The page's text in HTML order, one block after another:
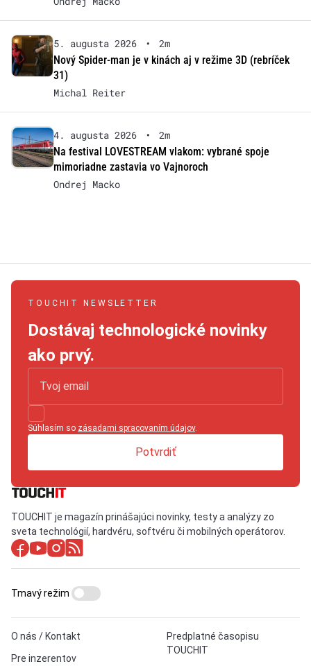
5. augusta 2026 •
2m
Nový Spider-man je v kinách aj v režime 3D (rebríček
31)
Michal Reiter
4. augusta 2026 •
2m
Na festival LOVESTREAM vlakom: vybrané spoje
mimoriadne zastavia vo Vajnoroch
Ondrej Macko
TOUCHIT NEWSLETTER
Dostávaj technologické novinky
ako prvý.
Súhlasím so zásadami spracovaním údajov.
Potvrdiť
TOUCHIT je magazín prinášajúci novinky, testy a analýzy zo
sveta technológií, hardvéru, softvéru či mobilných operátorov.
O nás / Kontakt
Pre inzerentov
Predplatné časopisu
TOUCHIT
Tmavý režim